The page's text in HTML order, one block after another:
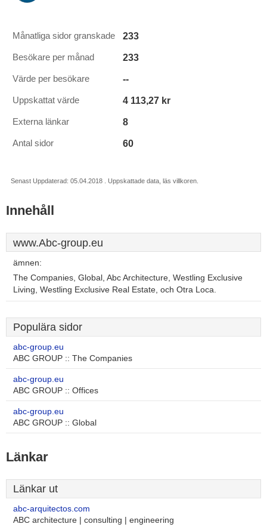
Månatliga sidor granskade 233
Besökare per månad 233
Värde per besökare --
Uppskattat värde 4 113,27 kr
Externa länkar 8
Antal sidor 60
Senast Uppdaterad: 05.04.2018 . Uppskattade data, läs villkoren.
Innehåll
www.Abc-group.eu
ämnen:
The Companies, Global, Abc Architecture, Westling Exclusive
Living, Westling Exclusive Real Estate, och Otra Loca.
Populära sidor
abc-group.eu
ABC GROUP :: The Companies
abc-group.eu
ABC GROUP :: Offices
abc-group.eu
ABC GROUP :: Global
Länkar
Länkar ut
abc-arquitectos.com
ABC architecture | consulting | engineering